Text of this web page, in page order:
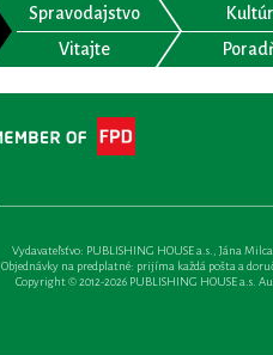
Spravodajstvo
Vitajte
Vydavateľsťvo: PUBLISHING HOUSE a.s., Jána Milca
Objednávky na predplatné: prijíma každá pošta a
Copyright © 2012-2026 PUBLISHING HOUSE a.s.